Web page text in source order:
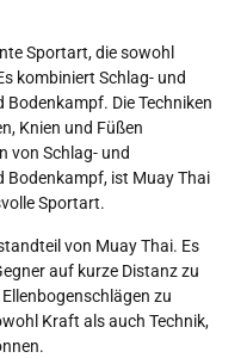
Sportart, die sowohl
kombiniert Schlag- und
Die Techniken
Knien und Füßen
von Schlag- und
Bodenkampf, ist Muay Thai
Sportart.
von Muay Thai. Es
auf kurze Distanz zu
zu
Kraft als auch Technik,